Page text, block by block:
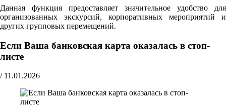
Данная функция предоставляет значительное удобство для
организованных экскурсий, корпоративных мероприятий и
других групповых перемещений.
Если Ваша банковская карта оказалась в стоп-
листе
/ 11.01.2026